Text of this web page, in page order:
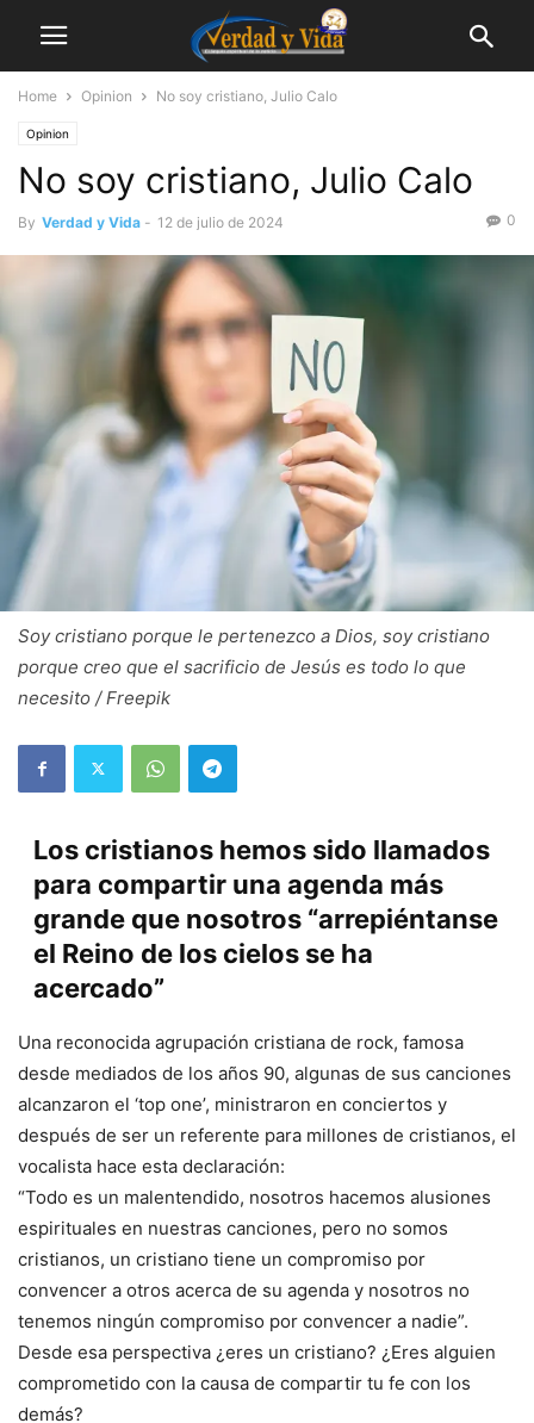
Home Opinion No soy cristiano, Julio Calo
Opinion
No soy cristiano, Julio Calo
By Verdad y Vida - 12 de julio de 2024 0
Soy cristiano porque le pertenezco a Dios, soy cristiano
porque creo que el sacrificio de Jesús es todo lo que
necesito / Freepik
Los cristianos hemos sido llamados
para compartir una agenda más
grande que nosotros “arrepiéntanse
el Reino de los cielos se ha
acercado”
Una reconocida agrupación cristiana de rock, famosa
desde mediados de los años 90, algunas de sus canciones
alcanzaron el ‘top one’, ministraron en conciertos y
después de ser un referente para millones de cristianos, el
vocalista hace esta declaración:
“Todo es un malentendido, nosotros hacemos alusiones
espirituales en nuestras canciones, pero no somos
cristianos, un cristiano tiene un compromiso por
convencer a otros acerca de su agenda y nosotros no
tenemos ningún compromiso por convencer a nadie”.
Desde esa perspectiva ¿eres un cristiano? ¿Eres alguien
comprometido con la causa de compartir tu fe con los
demás?